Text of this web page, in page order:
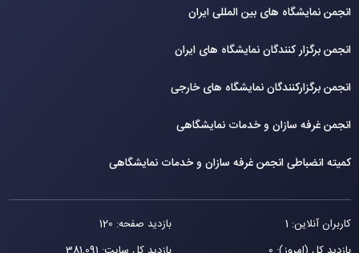
انجمن نمایشگاه های بین المللی ایران
انجمن برگزار کنندگان نمایشگاه های ایران
انجمن برگزارکنندگان نمایشگاه های خارجی
انجمن غرفه سازان و خدمات نمایشگاهی
کمیته انضباطی انجمن غرفه سازان و خدمات نمایشگاهی
کاربران آنلاین: 1
بازدید صفحه: 120